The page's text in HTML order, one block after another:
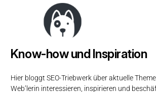
SEO-Triebwerk
Know-how und Inspiration
Hier bloggt SEO-Triebwerk über aktuelle
Web’lerin interessieren, inspirieren und